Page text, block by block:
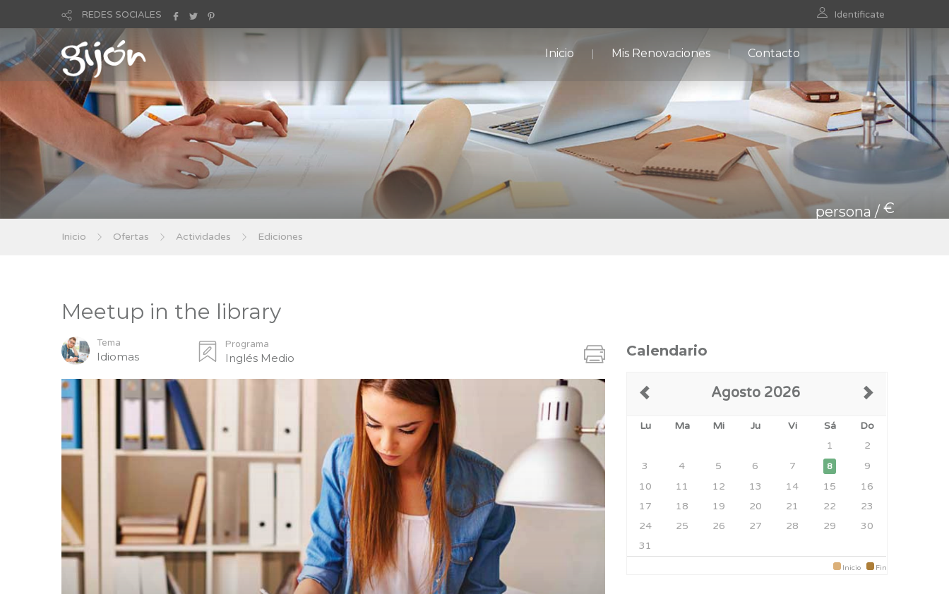
REDES SOCIALES Identificate
Inicio Mis Renovaciones Contacto
persona / €
Inicio Ofertas Actividades Ediciones
Meetup in the library
Tema
Idiomas
Programa
Inglés Medio Calendario
Agosto 2026
Lu Ma Mi Ju Vi Sá
Do
1
2
3
4 5 6 7 8
9
10
11 12 13 14 15
16
17
18 19 20 21 22
23
24
25 26 27 28 29
30
31
Inicio Fin